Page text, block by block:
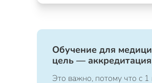
Обучение для
цель —
Это важно, потому что с